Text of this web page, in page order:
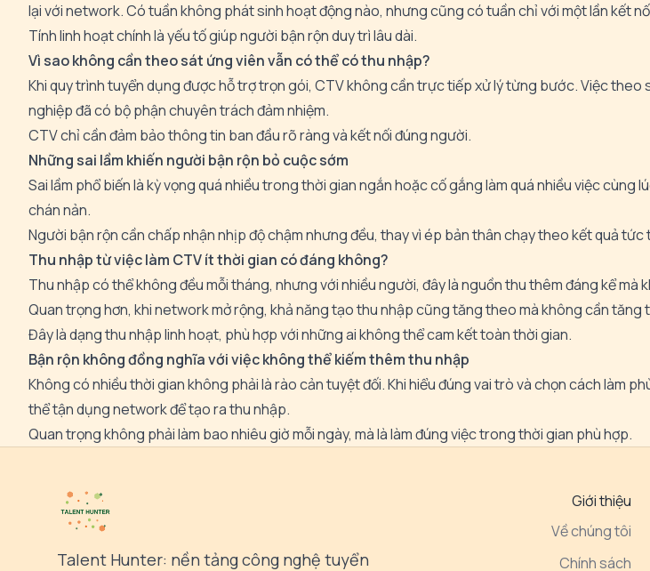
lại với network. Có tuần không phát sinh hoạt động nào, nhưng cũng có tuần chỉ với một lần kết
Tính linh hoạt chính là yếu tố giúp người bận rộn duy trì lâu dài.
Vì sao không cần theo sát ứng viên vẫn có thể có thu nhập?
Khi quy trình tuyển dụng được hỗ trợ trọn gói, CTV không cần trực tiếp xử lý từng bước. Việc theo
nghiệp đã có bộ phận chuyên trách đảm nhiệm.
CTV chỉ cần đảm bảo thông tin ban đầu rõ ràng và kết nối đúng người.
Những sai lầm khiến người bận rộn bỏ cuộc sớm
Sai lầm phổ biến là kỳ vọng quá nhiều trong thời gian ngắn hoặc cố gắng làm quá nhiều việc cùng
chán nản.
Người bận rộn cần chấp nhận nhịp độ chậm nhưng đều, thay vì ép bản thân chạy theo kết quả tức
Thu nhập từ việc làm CTV ít thời gian có đáng không?
Thu nhập có thể không đều mỗi tháng, nhưng với nhiều người, đây là nguồn thu thêm đáng kể mà
Quan trọng hơn, khi network mở rộng, khả năng tạo thu nhập cũng tăng theo mà không cần tăng
Đây là dạng thu nhập linh hoạt, phù hợp với những ai không thể cam kết toàn thời gian.
Bận rộn không đồng nghĩa với việc không thể kiếm thêm thu nhập
Không có nhiều thời gian không phải là rào cản tuyệt đối. Khi hiểu đúng vai trò và chọn cách làm
thể tận dụng network để tạo ra thu nhập.
Quan trọng không phải làm bao nhiêu giờ mỗi ngày, mà là làm đúng việc trong thời gian phù hợp.
Talent Hunter: nền tảng công nghệ tuyển
Giới thiệu
Về chúng tôi
Chính sách